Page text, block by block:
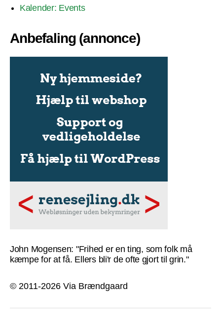
Kalender: Events
Anbefaling (annonce)
John Mogensen: "Frihed er en ting, som folk må
kæmpe for at få. Ellers bli'r de ofte gjort til grin."
© 2011-2026 Via Brændgaard